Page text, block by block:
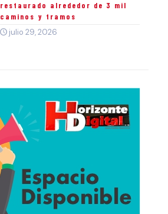
restaurado alrededor de 3 mil
caminos y tramos
julio 29, 2026